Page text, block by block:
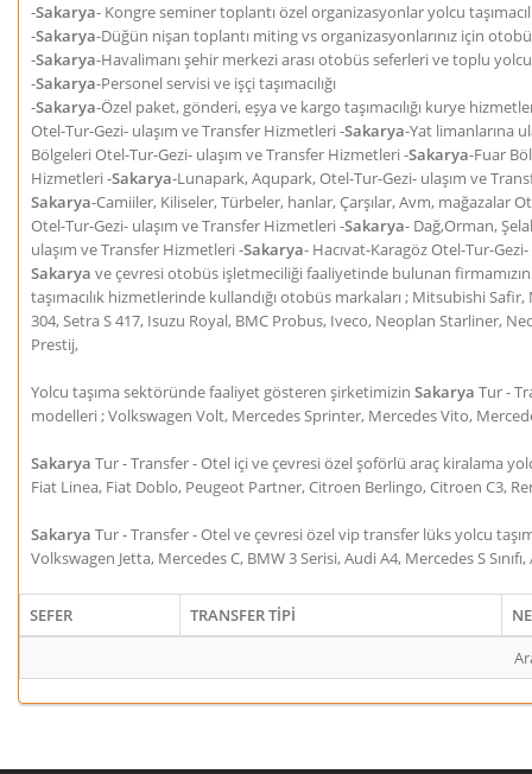
-Sakarya- Kongre seminer toplantı özel organizasyonlar yolcu
-Sakarya-Düğün nişan toplantı miting vs organizasyonlarınız için
-Sakarya-Havalimanı şehir merkezi arası otobüs seferleri ve toplu
-Sakarya-Personel servisi ve işçi taşımacılığı
-Sakarya-Özel paket, gönderi, eşya ve kargo taşımacılığı kurye
Otel-Tur-Gezi- ulaşım ve Transfer Hizmetleri -Sakarya-Yat limanlarına
Bölgeleri Otel-Tur-Gezi- ulaşım ve Transfer Hizmetleri -Sakarya-Fuar
Hizmetleri -Sakarya-Lunapark, Aqupark, Otel-Tur-Gezi- ulaşım ve
Sakarya-Camiiler, Kiliseler, Türbeler, hanlar, Çarşılar, Avm, mağazalar
Otel-Tur-Gezi- ulaşım ve Transfer Hizmetleri -Sakarya- Dağ,Orman,
ulaşım ve Transfer Hizmetleri -Sakarya- Hacıvat-Karagöz Otel-Tur-
Sakarya ve çevresi otobüs işletmeciliği faaliyetinde bulunan firmamızın
taşımacılık hizmetlerinde kullandığı otobüs markaları ; Mitsubishi
304, Setra S 417, Isuzu Royal, BMC Probus, Iveco, Neoplan Starliner,
Prestij,
Yolcu taşıma sektöründe faaliyet gösteren şirketimizin Sakarya Tur -
modelleri ; Volkswagen Volt, Mercedes Sprinter, Mercedes Vito,
Sakarya Tur - Transfer - Otel içi ve çevresi özel şoförlü araç kiralama
Fiat Linea, Fiat Doblo, Peugeot Partner, Citroen Berlingo, Citroen C3,
Sakarya Tur - Transfer - Otel ve çevresi özel vip transfer lüks yolcu
Volkswagen Jetta, Mercedes C, BMW 3 Serisi, Audi A4, Mercedes S
SEFER TRANSFER TİPİ